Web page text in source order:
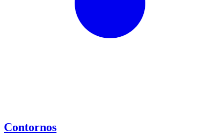
Contornos